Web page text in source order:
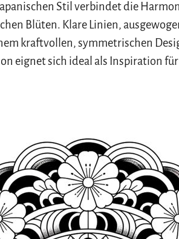
Stil verbindet die
Blüten. Klare Linien,
kraftvollen, symmetrischen
eignet sich ideal als Inspiration